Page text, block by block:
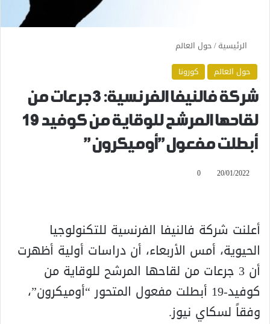
الرئيسية/حول العالم
حول العالم
كورونا
شركة فالنيفا الفرنسية: 3 جرعات من
لقاحها المرشح للوقاية من كوفيد 19
أبطلت مفعول”أوميكرون”
20/01/2022
0
أعلنت شركة فالنيفا الفرنسية للتكنولوجيا
الحيوية، أمس الأربعاء، أن دراسات أولية أظهرت
أن 3 جرعات من لقاحها المرشح للوقاية من
كوفيد-19 أبطلت مفعول المتحور “أوميكرون”،
وفقاً لسكاي نيوز.